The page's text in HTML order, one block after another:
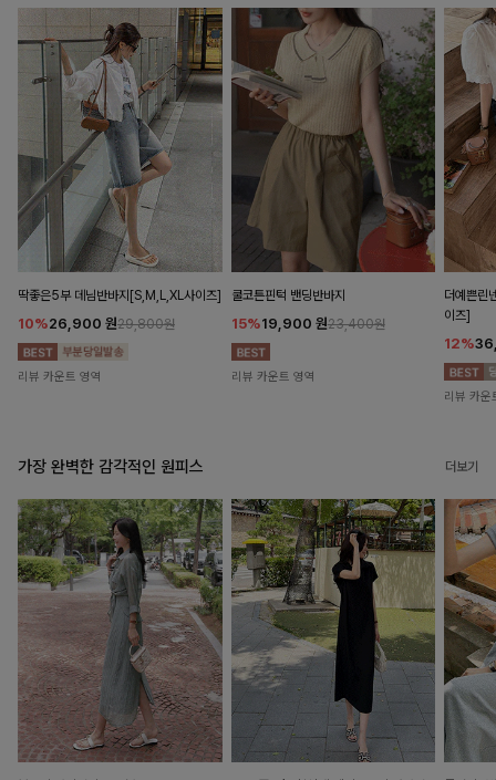
딱좋은5부 데님반바지[S,M,L,XL사이즈]
10%26,900 원29,800원
리뷰 카운트 영역
쿨코튼핀턱 밴딩반바지
15%19,900 원23,400원
리뷰 카운트 영역
더예쁜린
이즈]
12%
리뷰 카운
가장 완벽한 감각적인 원피스 더보기